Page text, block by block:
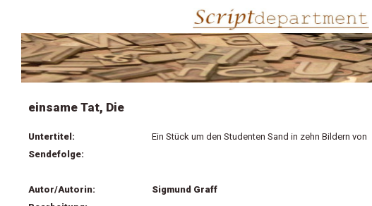
einsame Tat, Die
Untertitel:
Ein Stück um den Studenten Sand in zehn Bildern von
Sendefolge:
Autor/Autorin:
Sigmund Graff